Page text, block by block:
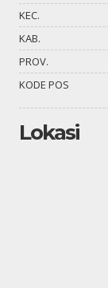
KEC.
KAB.
PROV.
KODE POS
Lokasi